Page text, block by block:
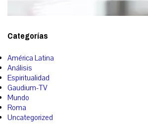
Categorías
América Latina
Análisis
Espiritualidad
Gaudium-TV
Mundo
Roma
Uncategorized